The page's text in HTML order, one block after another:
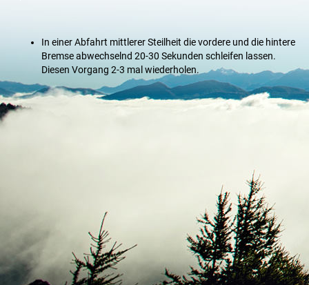
In einer Abfahrt mittlerer Steilheit die vordere und die hintere
Bremse abwechselnd 20-30 Sekunden schleifen lassen.
Diesen Vorgang 2-3 mal wiederholen.